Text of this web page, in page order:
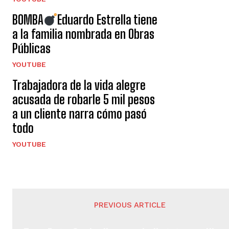
BOMBA
Eduardo Estrella tiene
a la familia nombrada en Obras
Públicas
YOUTUBE
Trabajadora de la vida alegre
acusada de robarle 5 mil pesos
a un cliente narra cómo pasó
todo
YOUTUBE
PREVIOUS ARTICLE